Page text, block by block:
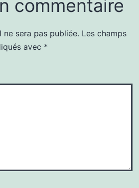
commentaire
sera pas publiée. Les champs
avec *